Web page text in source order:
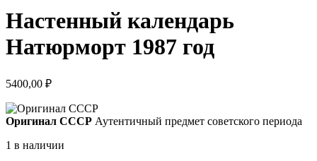
Настенный календарь
Натюрморт 1987 год
5400,00 ₽
Оригинал СССР Аутентичный предмет советского периода
1 в наличии